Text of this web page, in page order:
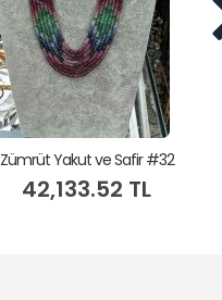
Zümrüt Yakut ve Safir #32
42,133.52 TL